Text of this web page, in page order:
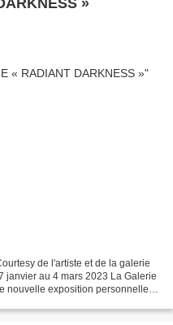
de l'artiste et de la galerie
janvier au 4 mars 2023 La Galerie
nouvelle exposition personnelle